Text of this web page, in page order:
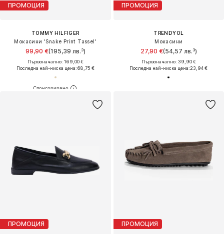
ПРОМОЦИЯ
TOMMY HILFIGER
Мокасини 'Snake Print Tassel'
99,90 €(195,39 лв.³)
Първоначално: 169,00 €
Последна най-ниска цена:68,75 €
ПРОМОЦИЯ
TRENDYOL
Мокасини
27,90 €(54,57 лв.³)
Първоначално: 39,90 €
Последна най-ниска цена:23,94 €
ПРОМОЦИЯ ПРОМОЦИЯ